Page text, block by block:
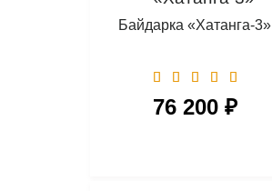
Байдарка «Хатанга-3»
76 200 ₽